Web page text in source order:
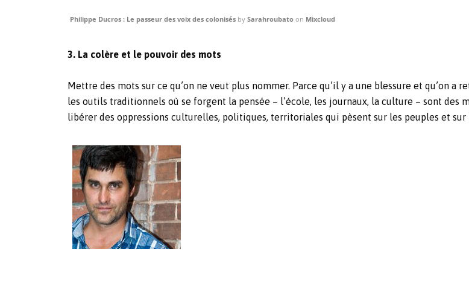
Philippe Ducros : Le passeur des voix des colonisés by Sarahroubato on Mixcloud
3. La colère et le pouvoir des mots
Mettre des mots sur ce qu’on ne veut plus nommer. Parce qu’il y a une blessure et qu’on a
les outils traditionnels où se forgent la pensée – l’école, les journaux, la culture – sont des
libérer des oppressions culturelles, politiques, territoriales qui pèsent sur les peuples et sur